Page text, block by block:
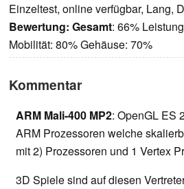
Einzeltest, online verfügbar, Lang,
Bewertung: Gesamt: 66%
Mobilität: 80% Gehäuse: 70%
Kommentar
ARM Mali-400 MP2: OpenGL ES
ARM Prozessoren welche
mit 2) Prozessoren und 1 Vertex
3D Spiele sind auf diesen